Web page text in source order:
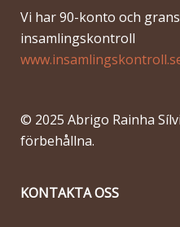
Vi har 90-konto och
insamlingskontroll
© 2025 Abrigo Rainha
förbehållna.
KONTAKTA OSS